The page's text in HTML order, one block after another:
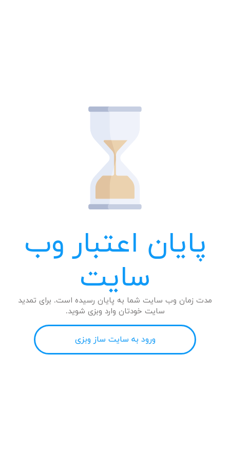
پایان اعتبار وب
سایت
مدت زمان وب سایت شما به پایان رسیده است. برای تمدید
سایت خودتان وارد وبزی شوید.
ورود به سایت ساز وبزی